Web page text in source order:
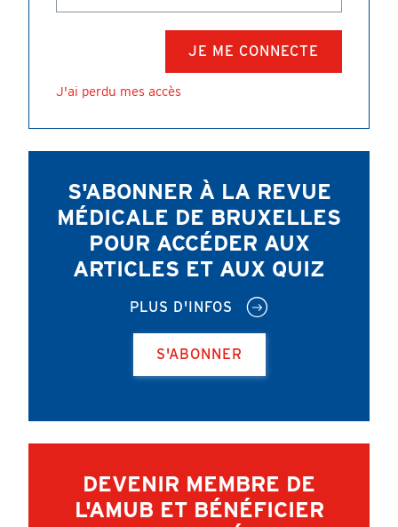
J'ai perdu mes accès
S'ABONNER À LA REVUE
MÉDICALE DE BRUXELLES
POUR ACCÉDER AUX
ARTICLES ET AUX QUIZ
PLUS D'INFOS
S'ABONNER
DEVENIR MEMBRE DE
L'AMUB ET BÉNÉFICIER